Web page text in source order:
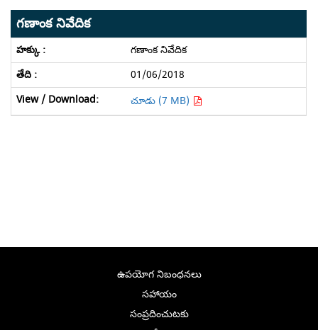
గణాంక నివేదిక
గణాంక నివేదిక
01/06/2018
చూడు (7 MB)
ఉపయోగ నిబంధనలు
సహాయం
సంప్రదించుటకు